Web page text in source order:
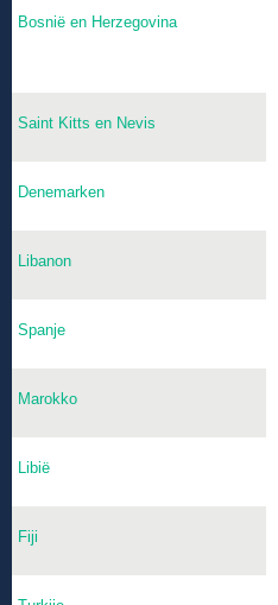
Bosnië en Herzegovina
Saint Kitts en Nevis
Denemarken
Libanon
Spanje
Marokko
Libië
Fiji